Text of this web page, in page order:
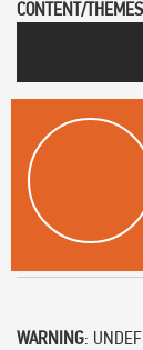
CONTENT/
WARNING: